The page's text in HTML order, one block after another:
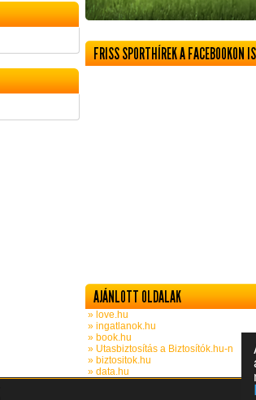
FRISS SPORTHÍREK A FACEBOOKON IS
AJÁNLOTT OLDALAK
» love.hu
» ingatlanok.hu
» book.hu
» Utasbiztosítás a Biztosítók.hu-n
» biztositok.hu
» data.hu